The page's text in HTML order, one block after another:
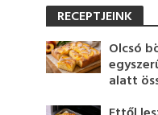
RECEPTJEINK
Olcsó
alatt